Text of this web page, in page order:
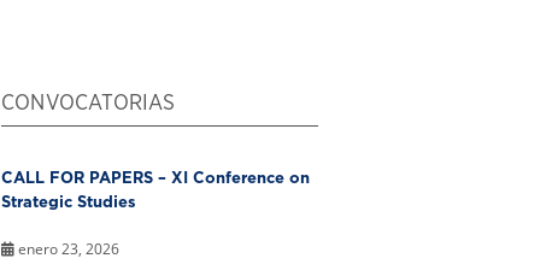
CONVOCATORIAS
CALL FOR PAPERS – XI Conference on
Strategic Studies
enero 23, 2026